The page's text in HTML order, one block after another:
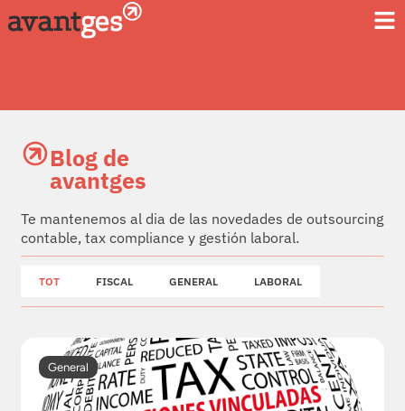
Blog de
avantges
Te mantenemos al dia de las novedades de outsourcing
contable, tax compliance y gestión laboral.
FISCAL GENERAL LABORAL
TOT
General